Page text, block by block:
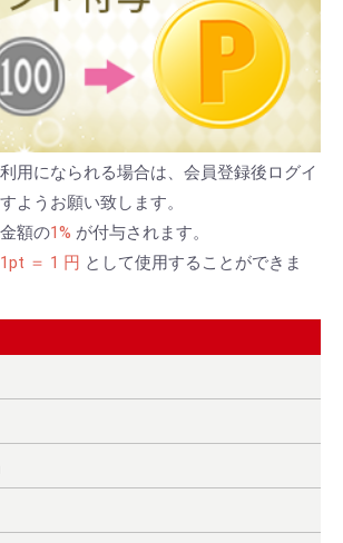
用になられる場合は、会員登録後ログイ
ようお願い致します。
額の1% が付与されます。
1pt ＝ 1 円 として使用することができま